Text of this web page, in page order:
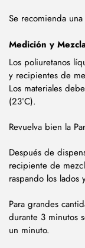
Se recomienda
Medición y
Los poliuretanos
y recipientes de
Los materiales
(23°C).
Revuelva bien la
Después de
recipiente de
raspando los
Para grandes
durante 3 minutos
un minuto.